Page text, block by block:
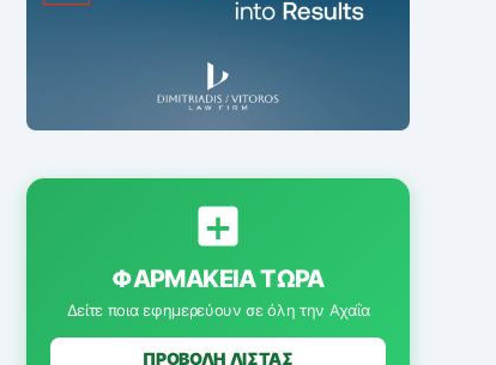
ΦΑΡΜΑΚΕΊΑ ΤΏΡΑ
Δείτε ποια εφημερεύουν σε όλη την Αχαΐα
ΠΡΟΒΟΛΗ ΛΙΣΤΑΣ